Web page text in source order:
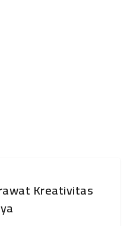
Kreativitas